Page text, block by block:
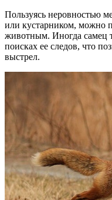
Пользуясь неровностью
или кустарником, можно
животным. Иногда самец
поисках ее следов, что
выстрел.